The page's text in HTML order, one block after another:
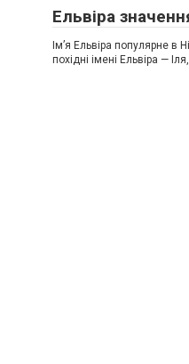
Ельвіра
Ім’я Ельвіра популярне в
похідні імені Ельвіра —